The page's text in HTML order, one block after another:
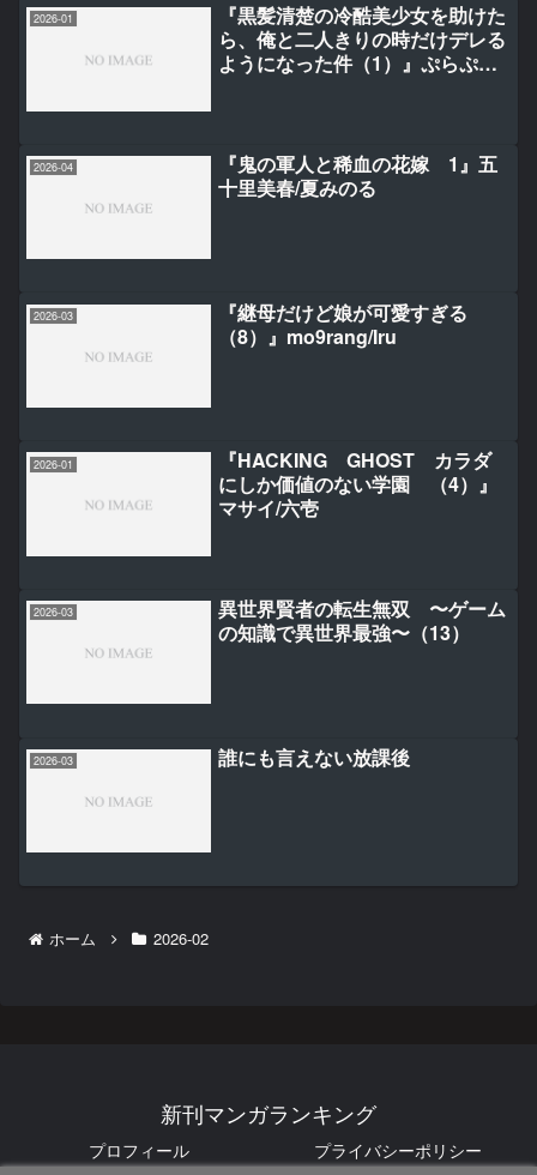
2026-01
『黒髪清楚の冷酷美少女を助けた
ら、俺と二人きりの時だけデレる
ようになった件（1）』ぷらぷら/
2026-04
『鬼の軍人と稀血の花嫁 1』五
十里美春/夏みのる
2026-03
『継母だけど娘が可愛すぎる
（8）』mo9rang/Iru
2026-01
『HACKING GHOST カラダ
にしか価値のない学園 （4）』
マサイ/六壱
2026-03
異世界賢者の転生無双 〜ゲーム
の知識で異世界最強〜（13）
2026-03 誰にも言えない放課後
ホーム 2026-02
新刊マンガランキング
プロフィール プライバシーポリシー